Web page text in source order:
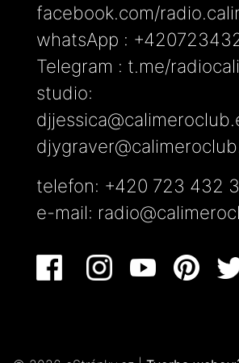
facebook.com/
whatsApp :
Telegram : t.me/
studio:
telefon: +420 723 432
e-mail: